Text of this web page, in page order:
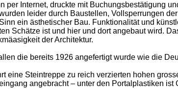
per Internet, druckte mit Buchungsbestätigung
leider durch Baustellen, Vollsperrungen
ein ästhetischer Bau. Funktionalität und
Schätze ist und hier und dort angebaut wird.
der Architektur.
die bereits 1926 angefertigt wurde wie die
eine Steintreppe zu reich verzierten hohen
angebracht – unter den Portalplastiken ist